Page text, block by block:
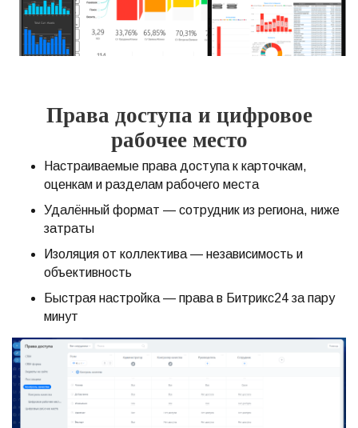
Права доступа и цифровое
рабочее место
Настраиваемые права доступа к карточкам,
оценкам и разделам рабочего места
Удалённый формат — сотрудник из региона, ниже
затраты
Изоляция от коллектива — независимость и
объективность
Быстрая настройка — права в Битрикс24 за пару
минут